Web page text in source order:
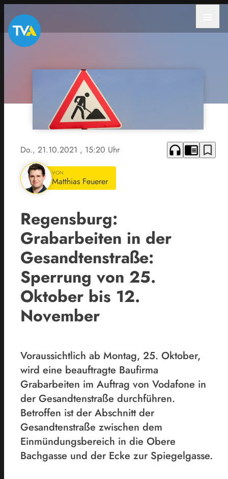
Do., 21.10.2021 , 15:20 Uhr headphones chrome_reader_mode bookmark_border
VON
Matthias Feuerer
Regensburg:
Grabarbeiten in der
Gesandtenstraße:
Sperrung von 25.
Oktober bis 12.
November
Voraussichtlich ab Montag, 25. Oktober,
wird eine beauftragte Baufirma
Grabarbeiten im Auftrag von Vodafone in
der Gesandtenstraße durchführen.
Betroffen ist der Abschnitt der
Gesandtenstraße zwischen dem
Einmündungsbereich in die Obere
Bachgasse und der Ecke zur Spiegelgasse.